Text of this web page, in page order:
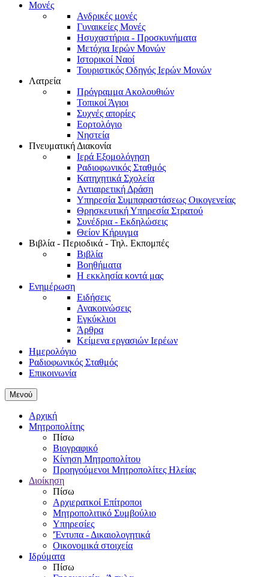
Μονές
Ανδρικές μονές
Γυναικείες Μονές
Ησυχαστήρια - Προσκυνήματα
Μετόχια Ιερών Μονών
Ιστορικοί Ναοί
Τουριστικός Οδηγός Ιερών Μονών
Λατρεία
Πρόγραμμα Ακολουθιών
Τοπικοί Άγιοι
Συχνές απορίες
Εορτολόγιο
Νηστεία
Πνευματική Διακονία
Ιερά Εξομολόγηση
Ραδιοφωνικός Σταθμός
Κατηχητικά Σχολεία
Αντιαιρετική Δράση
Υπηρεσία Συμπαραστάσεως Οικογενείας
Θρησκευτική Υπηρεσία Στρατού
Συνέδρια - Εκδηλώσεις
Θείον Κήρυγμα
Βιβλία - Περιοδικά - Τηλ. Εκπομπές
Βιβλία
Βοηθήματα
Η εκκλησία κοντά μας
Ενημέρωση
Ειδήσεις
Ανακοινώσεις
Εγκύκλιοι
Άρθρα
Κείμενα εργασιών Ιερέων
Ημερολόγιο
Ραδιοφωνικός Σταθμός
Επικοινωνία
Μενού
Αρχική
Μητροπολίτης
Πίσω
Βιογραφικό
Κίνηση Μητροπολίτου
Προηγούμενοι Μητροπολίτες Ηλείας
Διοίκηση
Πίσω
Αρχιερατκοί Επίτροποι
Μητροπολιτικό Συμβούλιο
Υπηρεσίες
'Έντυπα - Δικαιολογητικά
Οικονομικά στοιχεία
Ιδρύματα
Πίσω